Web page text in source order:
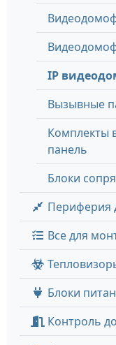
IP
Вызывные
Комплекты
панель
Блоки
Периферия
Все для
Блоки
Контроль